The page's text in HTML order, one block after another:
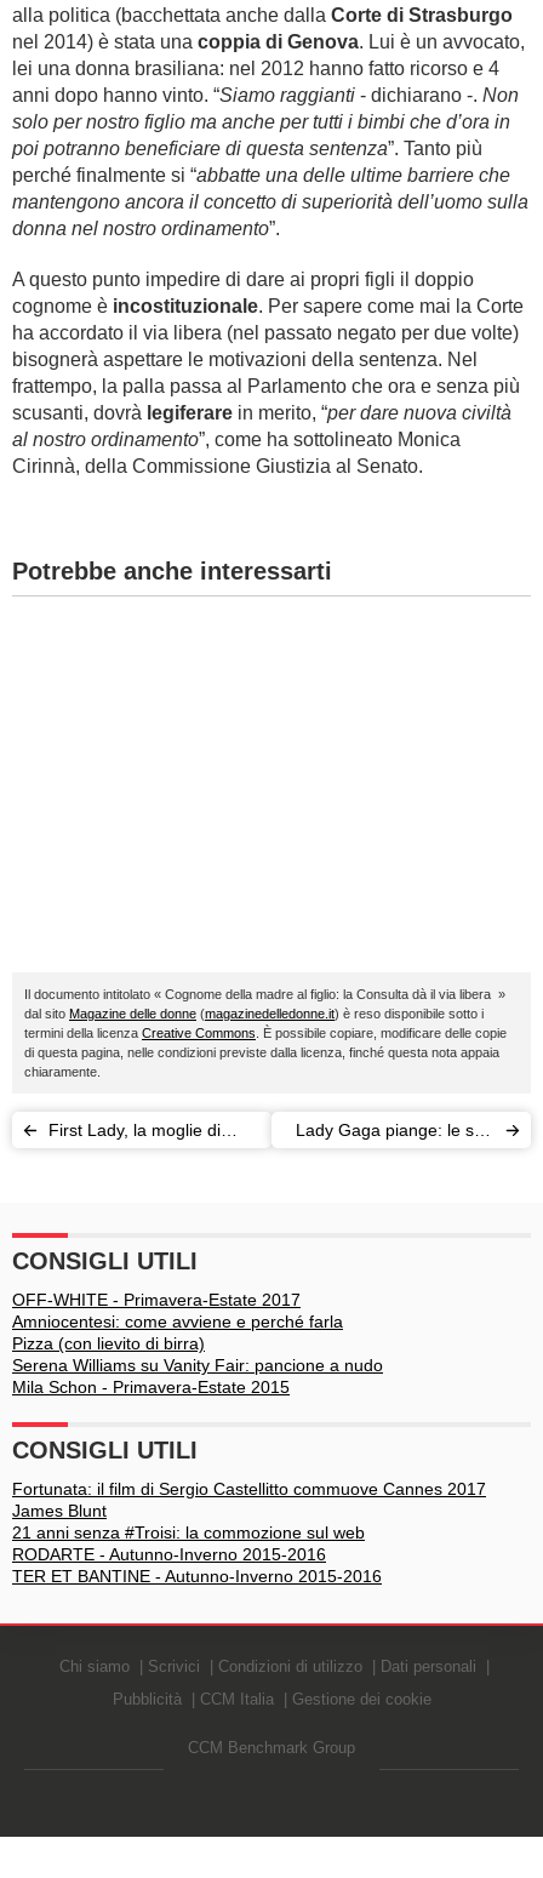
alla politica (bacchettata anche dalla Corte di Strasburgo
nel 2014) è stata una coppia di Genova. Lui è un avvocato,
lei una donna brasiliana: nel 2012 hanno fatto ricorso e 4
anni dopo hanno vinto. “Siamo raggianti - dichiarano -. Non
solo per nostro figlio ma anche per tutti i bimbi che d’ora in
poi potranno beneficiare di questa sentenza”. Tanto più
perché finalmente si “abbatte una delle ultime barriere che
mantengono ancora il concetto di superiorità dell’uomo sulla
donna nel nostro ordinamento”.
A questo punto impedire di dare ai propri figli il doppio
cognome è incostituzionale. Per sapere come mai la Corte
ha accordato il via libera (nel passato negato per due volte)
bisognerà aspettare le motivazioni della sentenza. Nel
frattempo, la palla passa al Parlamento che ora e senza più
scusanti, dovrà legiferare in merito, “per dare nuova civiltà
al nostro ordinamento”, come ha sottolineato Monica
Cirinnà, della Commissione Giustizia al Senato.
Potrebbe anche interessarti
Il documento intitolato « Cognome della madre al figlio: la Consulta dà il via libera »
dal sito Magazine delle donne (magazinedelledonne.it) è reso disponibile sotto i
termini della licenza Creative Commons . È possibile copiare, modificare delle copie
di questa pagina, nelle condizioni previste dalla licenza, finché questa nota appaia
chiaramente.
First Lady, la moglie di
Lady Gaga piange: le star
CONSIGLI UTILI
OFF-WHITE - Primavera-Estate 2017
Amniocentesi: come avviene e perché farla
Pizza (con lievito di birra)
Serena Williams su Vanity Fair: pancione a nudo
Mila Schon - Primavera-Estate 2015
CONSIGLI UTILI
Fortunata: il film di Sergio Castellitto commuove Cannes 2017
James Blunt
21 anni senza #Troisi: la commozione sul web
RODARTE - Autunno-Inverno 2015-2016
TER ET BANTINE - Autunno-Inverno 2015-2016
Chi siamo Scrivici Condizioni di utilizzo
Dati personali
Pubblicità
CCM Italia Gestione dei cookie
CCM Benchmark Group